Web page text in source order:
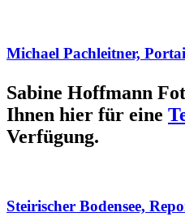
Michael Pachleitner,
Sabine Hoffmann
Ihnen hier für eine
Verfügung.
Steirischer Bodensee,